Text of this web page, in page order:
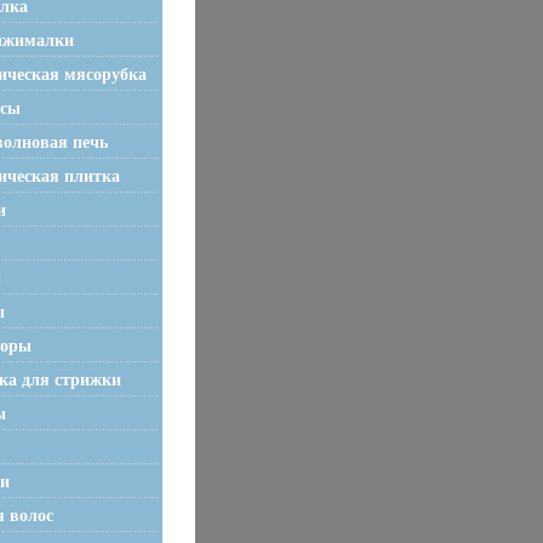
мясорубка
печь
плитка
для стрижки
волос